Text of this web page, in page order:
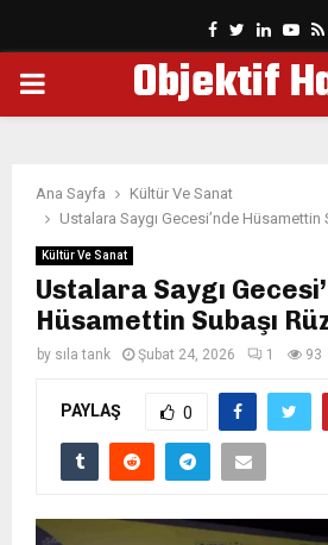
Facebook
Twitter
Linkedin
PRIMARYObjektif
Ana Sayfa
Kültür Ve Sanat
Ustalara Saygı Gecesi’nde Hüsamettin
Kültür Ve Sanat
Ustalara Saygı
Hüsamettin Subaşı
by sıla tank Şubat 24, 2026 1 93
PAYLAŞ 0